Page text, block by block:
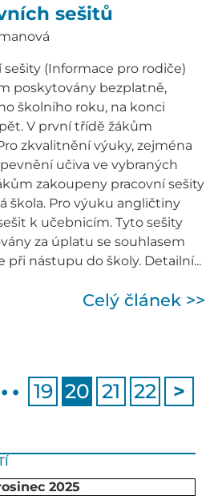
2025
sešitů
(Informace pro rodiče)
poskytovány bezplatně,
školního roku, na konci
V první třídě žákům
zkvalitnění výuky, zejména
učiva ve vybraných
zakoupeny pracovní sešity
škola. Pro výuku angličtiny
k učebnicím. Tyto sešity
za úplatu se souhlasem
při nástupu do školy. Detailní...
Celý článek >>
19 20 21 22 >